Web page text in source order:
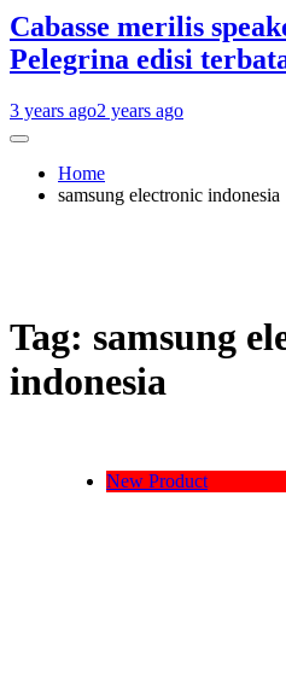
Cabasse merilis
Pelegrina edisi
3 years ago2 years ago
Home
samsung electronic indonesia
Tag: samsung
indonesia
New Product